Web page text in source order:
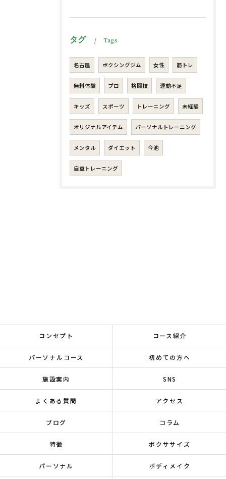
タグ Tags
名古屋 ボクシングジム 女性 筋トレ
無料体験 プロ 格闘技 運動不足
キッズ スポーツ トレーニング 未経験
オリジナルアイテム パーソナルトレーニング
メンタル ダイエット 今池
自重トレーニング
コンセプト コース紹介
パーソナルコース 初めての方へ
施設案内 SNS
よくある質問 アクセス
ブログ コラム
特徴 ボクササイズ
パーソナル ボディメイク